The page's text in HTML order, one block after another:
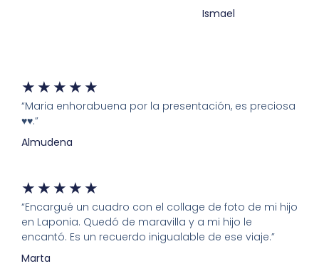
Ismael
★ ★ ★ ★ ★
“Maria enhorabuena por la presentación, es preciosa
♥️♥️.”
Almudena
★ ★ ★ ★ ★
“Encargué un cuadro con el collage de foto de mi hijo
en Laponia. Quedó de maravilla y a mi hijo le
encantó. Es un recuerdo inigualable de ese viaje.”
Marta